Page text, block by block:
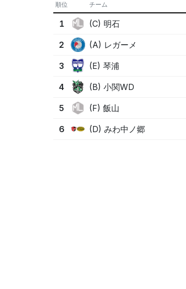
順位 チーム
1 (C) 明石
2 (A) レガーメ
3 (E) 琴浦
4 (B) 小関WD
5 (F) 飯山
6 (D) みわ中ノ郷